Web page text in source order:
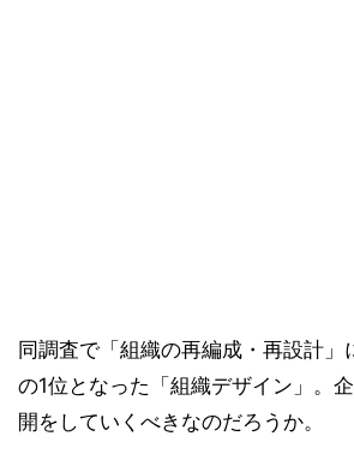
同調査で「組織の再編成・再設計」
の1位となった「組織デザイン」。
開をしていくべきなのだろうか。